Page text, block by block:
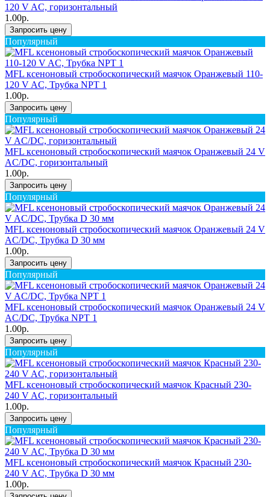
120 V AC, горизонтальный
1.00р.
Запросить цену
Популярный
MFL ксеноновый стробоскопический маячок Оранжевый 110-
120 V AC, Трубка NPT 1
1.00р.
Запросить цену
Популярный
MFL ксеноновый стробоскопический маячок Оранжевый 24 V
AC/DC, горизонтальный
1.00р.
Запросить цену
Популярный
MFL ксеноновый стробоскопический маячок Оранжевый 24 V
AC/DC, Трубка D 30 мм
1.00р.
Запросить цену
Популярный
MFL ксеноновый стробоскопический маячок Оранжевый 24 V
AC/DC, Трубка NPT 1
1.00р.
Запросить цену
Популярный
MFL ксеноновый стробоскопический маячок Красный 230-
240 V AC, горизонтальный
1.00р.
Запросить цену
Популярный
MFL ксеноновый стробоскопический маячок Красный 230-
240 V AC, Трубка D 30 мм
1.00р.